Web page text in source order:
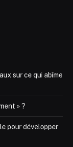
sur ce qui abîme
» ?
pour développer